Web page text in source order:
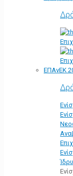
ΕΠΑνΕΚ